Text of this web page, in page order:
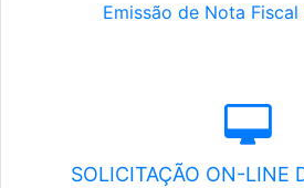
Emissão de Nota
SOLICITAÇÃO ON-LINE